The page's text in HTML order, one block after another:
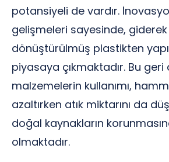
potansiyeli de vardır.
gelişmeleri sayesinde,
dönüştürülmüş plastikten
piyasaya çıkmaktadır. Bu
malzemelerin kullanımı,
azaltırken atık miktarını da
doğal kaynakların
olmaktadır.